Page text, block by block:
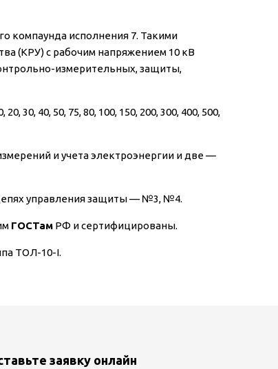
компаунда исполнения 7. Такими
(КРУ) с рабочим напряжением 10 кВ
измерительных, защиты,
40, 50, 75, 80, 100, 150, 200, 300, 400, 500,
и учета электроэнергии и две —
управления защиты — №3, №4.
ГОСТам РФ и сертифицированы.
ТОЛ-10-I.
заявку онлайн